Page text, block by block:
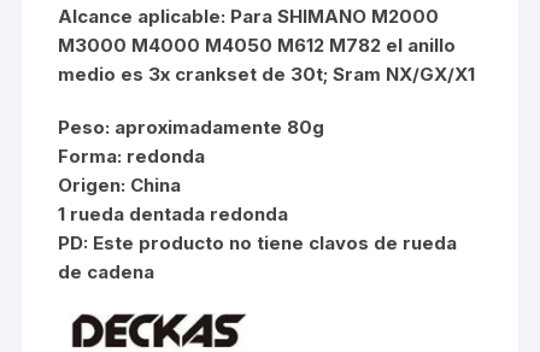
Alcance aplicable: Para SHIMANO M2000
M3000 M4000 M4050 M612 M782 el anillo
medio es 3x crankset de 30t; Sram NX/GX/X1
Peso: aproximadamente 80g
Forma: redonda
Origen: China
1 rueda dentada redonda
PD: Este producto no tiene clavos de rueda
de cadena